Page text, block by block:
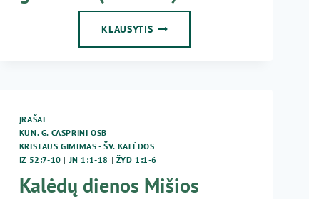
KLAUSYTIS2020-
VIEŠPATIES
JĖZAUS
GIMIMAS
ĮRAŠAI
KUN. G. CASPRINI OSB
KRISTAUS GIMIMAS - ŠV. KALĖDOS
IZ 52:7-10 | JN 1:1-18 | ŽYD 1:1-6
Kalėdų dienos Mišios